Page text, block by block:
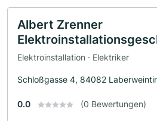
Albert Zrenner
Elektroinstallation · Elektriker
Schloßgasse 4, 84082
0.0 (0 Bewertungen)